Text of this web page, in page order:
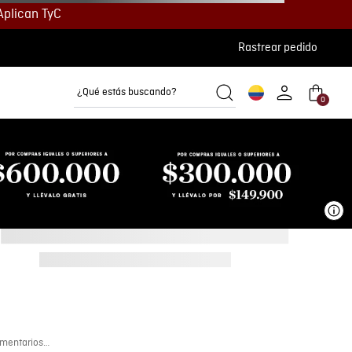
TyC
Rastrear pedido
¿Qué estás buscando?
0